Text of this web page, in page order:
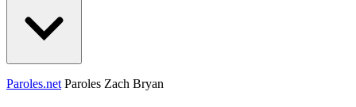
Paroles.net Paroles Zach Bryan